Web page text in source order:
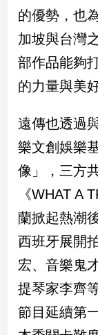
點
娛
樂
樂
聞
流
行/
時
尚
追
生
活
的優勢，也
加坡與台灣
部作品能夠
的力量與美好
遠傳也透過
樂文創娛樂
像」，三方
《WHAT A
蘭掀起熱潮
西班牙展開
宏、音樂鬼
提琴家李齊
節目延續第